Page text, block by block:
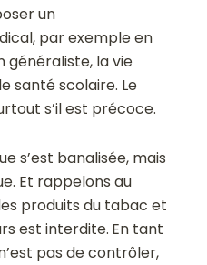
un
par exemple en
généraliste, la vie
santé scolaire. Le
s’il est précoce.
s’est banalisée, mais
Et rappelons au
produits du tabac et
est interdite. En tant
pas de contrôler,